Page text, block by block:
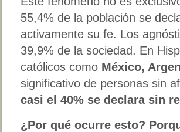
55,4% de la población se
activamente su fe. Los
39,9% de la sociedad. En
católicos como México,
significativo de personas sin
casi el 40% se declara sin
¿Por qué ocurre esto?